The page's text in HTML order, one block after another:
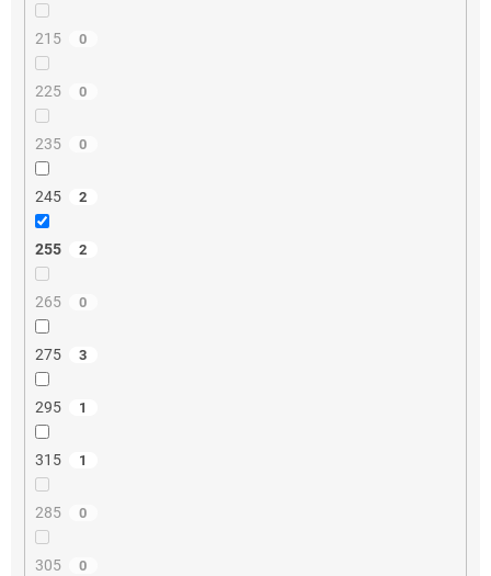
215 0
225 0
235 0
245 2
255 2
265 0
275 3
295 1
315 1
285 0
305 0